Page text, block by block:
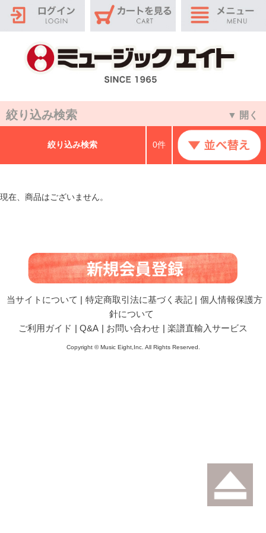
絞り込み検索 ▼ 開く
絞り込み検索 0件
現在、商品はございません。
当サイトについて | 特定商取引法に基づく表記 | 個人情報保護方
針について
ご利用ガイド | Q&A | お問い合わせ | 楽譜直輸入サービス
Copyright © Music Eight,Inc. All Rights Reserved.